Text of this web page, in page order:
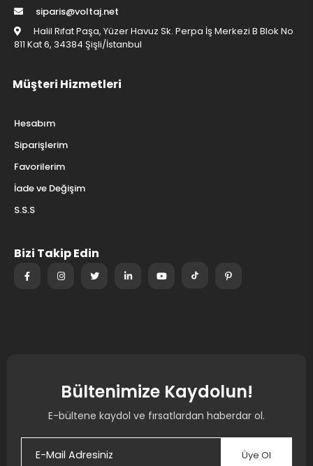
siparis@voltaj.net
Halil Rıfat Paşa, Yüzer Havuz Sk. Perpa İş Merkezi B Blok No
811 Kat 6, 34384 Şişli/İstanbul
Müşteri Hizmetleri
Hesabım
Siparişlerim
Favorilerim
İade ve Değişim
S.S.S
Bizi Takip Edin
Bültenimize Kaydolun!
E-bültene kaydol ve fırsatlardan haberdar ol.
Üye Ol